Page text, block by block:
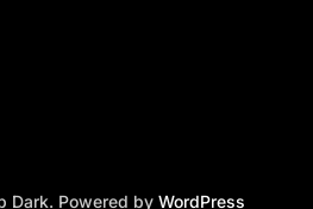
Dark. Powered by WordPress